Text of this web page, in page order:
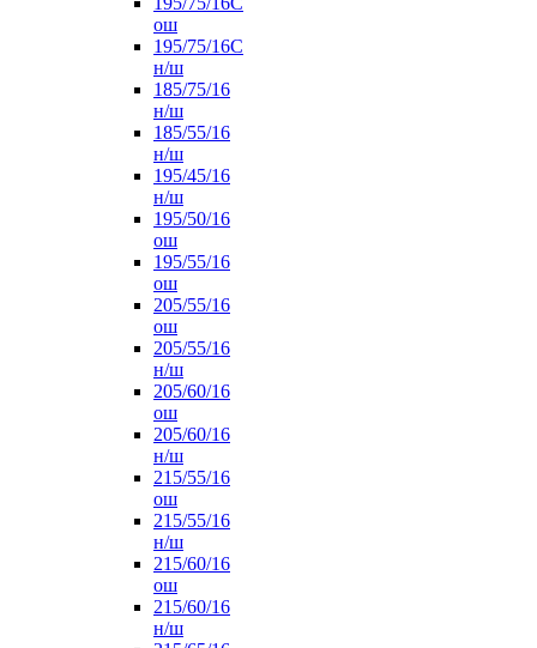
ош
195/75/16С
н/ш
185/75/16
н/ш
185/55/16
н/ш
195/45/16
н/ш
195/50/16
ош
195/55/16
ош
205/55/16
ош
205/55/16
н/ш
205/60/16
ош
205/60/16
н/ш
215/55/16
ош
215/55/16
н/ш
215/60/16
ош
215/60/16
н/ш